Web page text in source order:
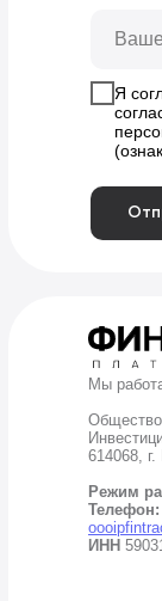
Мы
Общество
614068,
Режим
Телефон:
ИНН
Я